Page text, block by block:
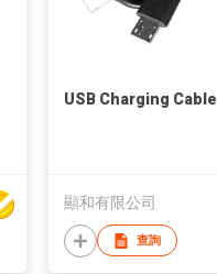
USB Charging Cable
顯和有限公司
查詢